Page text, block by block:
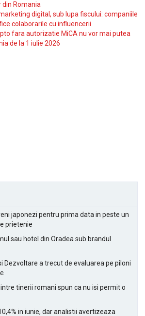
din Romania
digital, sub lupa fiscului: companiile
colaborarile cu influencerii
fara autorizatie MiCA nu vor mai putea
de la 1 iulie 2026
japonezi pentru prima data in peste un
prietenie
sau hotel din Oradea sub brandul
Dezvoltare a trecut de evaluarea pe piloni
tinerii romani spun ca nu isi permit o
in iunie, dar analistii avertizeaza